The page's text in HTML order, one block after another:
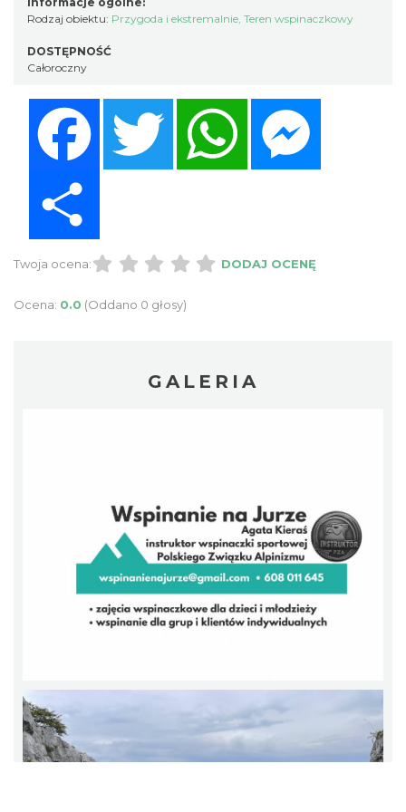
Rodzaj obiektu: Przygoda i ekstremalnie, Teren wspinaczkowy
DOSTĘPNOŚĆ
Całoroczny
Twitter WhatsApp
Twoja ocena: DODAJ OCENĘ
Ocena: 0.0 (Oddano 0 głosy)
GALERIA